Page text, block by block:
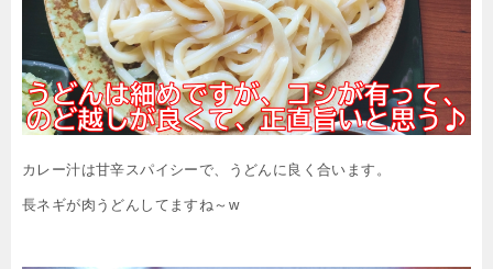
カレー汁は甘辛スパイシーで、うどんに良く合います。
長ネギが肉うどんしてますね～w